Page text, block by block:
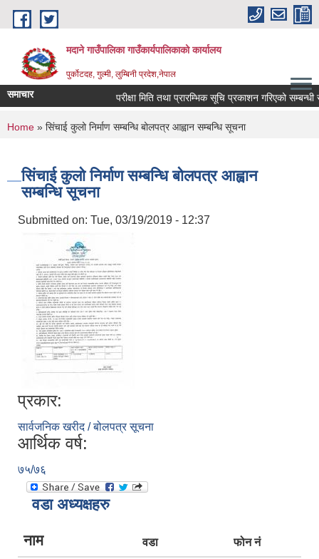
Skip to main content
मदाने गाउँपालिका गाउँकार्यपालिकाको कार्यालय
पुर्कोटदह, गुल्मी, लुम्बिनी प्रदेश,नेपाल
समाचार परीक्षा मिति तथा प्रारम्भिक सूचि प्रकाशन गरिएको सम्बन्धी
You are here
Home » सिंचाई कुलो निर्माण सम्बन्धि बोलपत्र आह्वान सम्बन्धि सूचना
सिंचाई कुलो निर्माण सम्बन्धि बोलपत्र आह्वान
सम्बन्धि सूचना
Submitted on: Tue, 03/19/2019 - 12:37
प्रकार:
सार्वजनिक खरीद / बोलपत्र सूचना
आर्थिक वर्ष:
७५/७६
वडा अध्यक्षहरु
नाम वडा फोन नं